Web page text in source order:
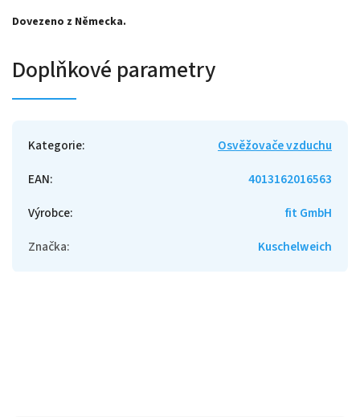
Dovezeno z Německa.
Doplňkové parametry
Kategorie:
Osvěžovače vzduchu
EAN:
4013162016563
Výrobce:
fit GmbH
Značka: Kuschelweich